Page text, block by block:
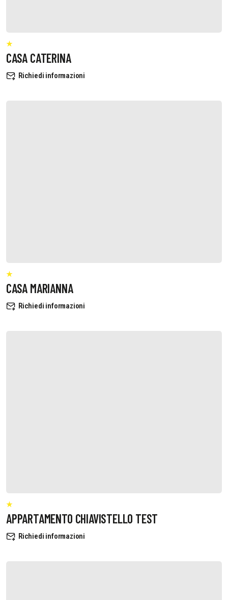
CASA CATERINA
Richiedi informazioni
CASA MARIANNA
Richiedi informazioni
APPARTAMENTO CHIAVISTELLO TEST
Richiedi informazioni